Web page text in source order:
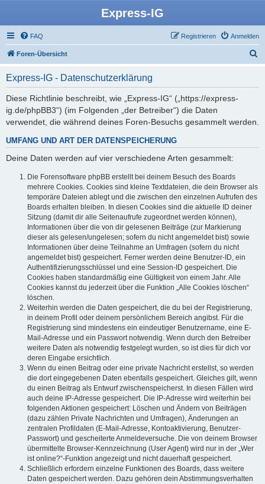
Express-IG
FAQ Anmelden
Registrieren
Foren-Übersicht
Express-IG - Datenschutzerklärung
Diese Richtlinie beschreibt, wie „Express-IG“ („https://express-
ig.de/phpBB3“) (im Folgenden „der Betreiber“) die Daten
verwendet, die während deines Foren-Besuchs gesammelt werden.
UMFANG UND ART DER DATENSPEICHERUNG
Deine Daten werden auf vier verschiedene Arten gesammelt:
Die Forensoftware phpBB erstellt bei deinem Besuch des Boards
mehrere Cookies. Cookies sind kleine Textdateien, die dein Browser als
temporäre Dateien ablegt und die zwischen den einzelnen Aufrufen des
Boards erhalten bleiben. In diesen Cookies sind die aktuelle ID deiner
Sitzung (damit dir alle Seitenaufrufe zugeordnet werden können),
Informationen über die von dir gelesenen Beiträge (zur Markierung
dieser als gelesen/ungelesen; sofern du nicht angemeldet bist) sowie
Informationen über deine Teilnahme an Umfragen (sofern du nicht
angemeldet bist) gespeichert. Ferner werden deine Benutzer-ID, ein
Authentifizierungsschlüssel und eine Session-ID gespeichert. Die
Cookies haben standardmäßig eine Gültigkeit von einem Jahr. Alle
Cookies kannst du jederzeit über die Funktion „Alle Cookies löschen“
löschen.
Weiterhin werden die Daten gespeichert, die du bei der Registrierung,
in deinem Profil oder deinem persönlichem Bereich angibst. Für die
Registrierung sind mindestens ein eindeutiger Benutzername, eine E-
Mail-Adresse und ein Passwort notwendig. Wenn durch den Betreiber
weitere Daten als notwendig festgelegt wurden, so ist dies für dich vor
deren Eingabe ersichtlich.
Wenn du einen Beitrag oder eine private Nachricht erstellst, so werden
die dort eingegebenen Daten ebenfalls gespeichert. Gleiches gilt, wenn
du einen Beitrag als Entwurf zwischenspeicherst. In diesen Fällen wird
auch deine IP-Adresse gespeichert. Die IP-Adresse wird weiterhin bei
folgenden Aktionen gespeichert: Löschen und Ändern von Beiträgen
(dazu zählen Private Nachrichten und Umfragen), Änderungen an
zentralen Profildaten (E-Mail-Adresse, Kontoaktivierung, Benutzer-
Passwort) und gescheiterte Anmeldeversuche. Die von deinem Browser
übermittelte Browser-Kennzeichnung (User Agent) wird nur in der „Wer
ist online?“-Funktion angezeigt und nicht dauerhaft gespeichert.
Schließlich erfordern einzelne Funktionen des Boards, dass weitere
Daten gespeichert werden. Dazu gehören dein Abstimmungsverhalten